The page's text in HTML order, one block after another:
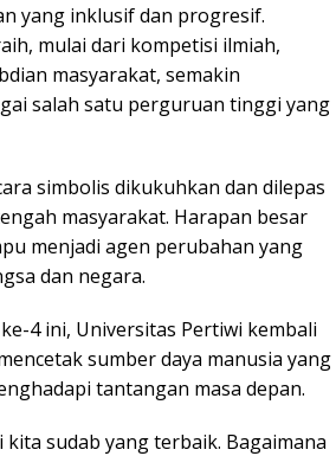
yang inklusif dan progresif.
mulai dari kompetisi ilmiah,
masyarakat, semakin
salah satu perguruan tinggi yang
simbolis dikukuhkan dan dilepas
masyarakat. Harapan besar
menjadi agen perubahan yang
dan negara.
4 ini, Universitas Pertiwi kembali
sumber daya manusia yang
tantangan masa depan.
sudab yang terbaik. Bagaimana